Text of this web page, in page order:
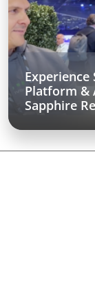
Experience
Platform &
Sapphire